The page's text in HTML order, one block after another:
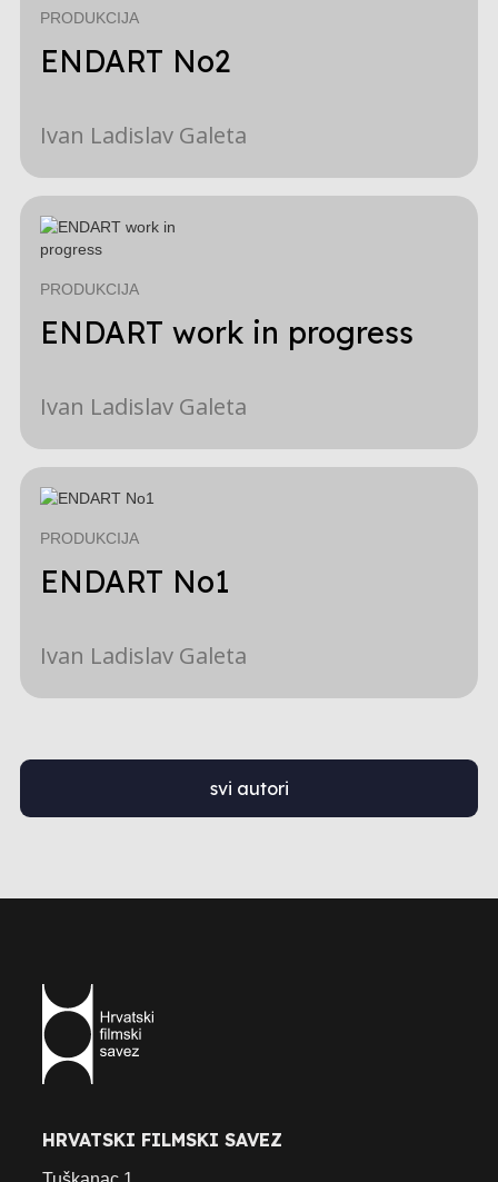
PRODUKCIJA
ENDART No2
Ivan Ladislav Galeta
PRODUKCIJA
ENDART work in progress
Ivan Ladislav Galeta
PRODUKCIJA
ENDART No1
Ivan Ladislav Galeta
svi autori
HRVATSKI FILMSKI SAVEZ